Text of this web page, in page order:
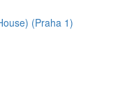
(Praha 1)